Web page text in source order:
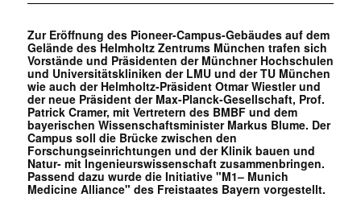
Zur Eröffnung des Pioneer-Campus-Gebäudes auf dem
Gelände des Helmholtz Zentrums München trafen sich
Vorstände und Präsidenten der Münchner Hochschulen
und Universitätskliniken der LMU und der TU München
wie auch der Helmholtz-Präsident Otmar Wiestler und
der neue Präsident der Max-Planck-Gesellschaft, Prof.
Patrick Cramer, mit Vertretern des BMBF und dem
bayerischen Wissenschaftsminister Markus Blume. Der
Campus soll die Brücke zwischen den
Forschungseinrichtungen und der Klinik bauen und
Natur- mit Ingenieurswissenschaft zusammenbringen.
Passend dazu wurde die Initiative "M1– Munich
Medicine Alliance" des Freistaates Bayern vorgestellt.